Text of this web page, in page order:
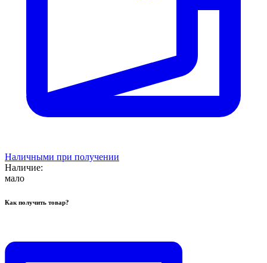
Наличными при получении
Наличие:
мало
Как получить товар?